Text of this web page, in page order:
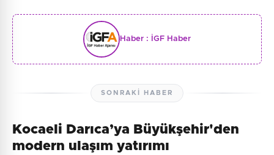
Haber : İGF Haber
SONRAKI HABER
Kocaeli Darıca’ya Büyükşehir'den
modern ulaşım yatırımı